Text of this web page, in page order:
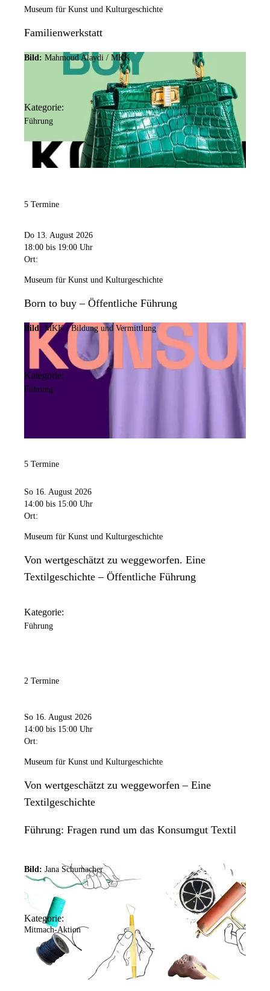
Museum für Kunst und Kulturgeschichte
Familienwerkstatt
Bild: Mahmoud Alaydi / MKK
Kategorie:
Führung
5 Termine
Do 13. August 2026
18:00 bis 19:00 Uhr
Ort:
Museum für Kunst und Kulturgeschichte
Born to buy – Öffentliche Führung
Bild: MKK / Bildung und Vermittlung
Kategorie:
Führung
5 Termine
So 16. August 2026
14:00 bis 15:00 Uhr
Ort:
Museum für Kunst und Kulturgeschichte
Von wertgeschätzt zu weggeworfen. Eine
Textilgeschichte – Öffentliche Führung
Kategorie:
Führung
2 Termine
So 16. August 2026
14:00 bis 15:00 Uhr
Ort:
Museum für Kunst und Kulturgeschichte
Von wertgeschätzt zu weggeworfen – Eine
Textilgeschichte
Führung: Fragen rund um das Konsumgut Textil
Bild: Jana Schumacher
Kategorie:
Mitmach-Aktion